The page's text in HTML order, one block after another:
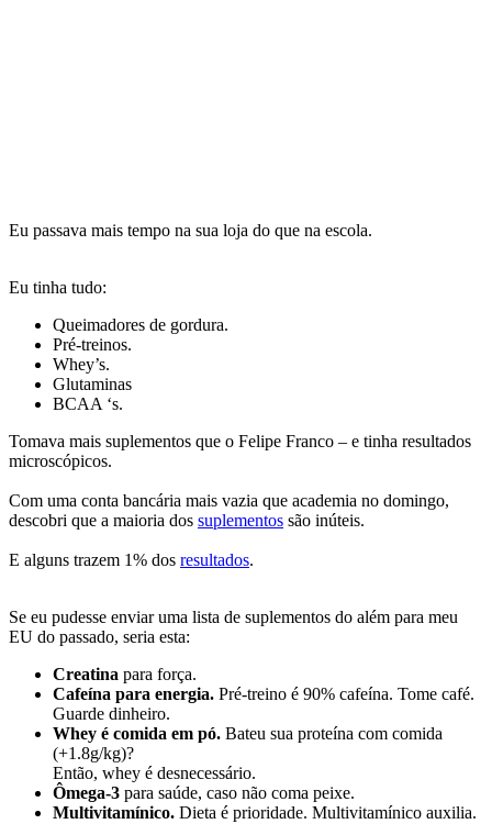
Eu passava mais tempo na sua loja do que na escola.
Eu tinha tudo:
Queimadores de gordura.
Pré-treinos.
Whey’s.
Glutaminas
BCAA ‘s.
Tomava mais suplementos que o Felipe Franco – e tinha resultados
microscópicos.
Com uma conta bancária mais vazia que academia no domingo,
descobri que a maioria dos suplementos são inúteis.
E alguns trazem 1% dos resultados.
Se eu pudesse enviar uma lista de suplementos do além para meu
EU do passado, seria esta:
Creatina para força.
Cafeína para energia. Pré-treino é 90% cafeína. Tome café.
Guarde dinheiro.
Whey é comida em pó. Bateu sua proteína com comida
(+1.8g/kg)?
Então, whey é desnecessário.
Ômega-3 para saúde, caso não coma peixe.
Multivitamínico. Dieta é prioridade. Multivitamínico auxilia.